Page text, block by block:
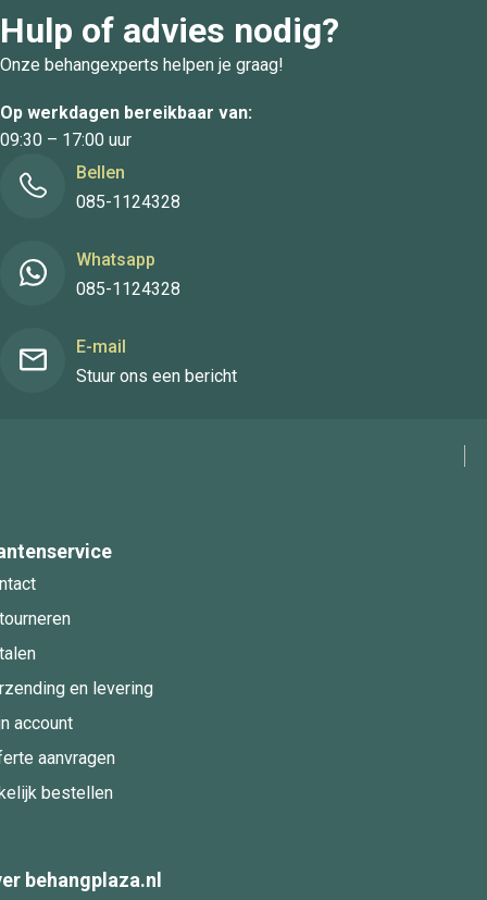
Hulp of advies nodig?
Onze behangexperts helpen je graag!
Op werkdagen bereikbaar van:
09:30 – 17:00 uur
Bellen
085-1124328
Whatsapp
085-1124328
E-mail
Stuur ons een bericht
en levering
account
aanvragen
bestellen
behangplaza.nl